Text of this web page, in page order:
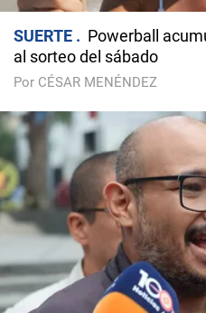
SUERTE
Powerball
al sorteo del sábado
Por CÉSAR MENÉNDEZ